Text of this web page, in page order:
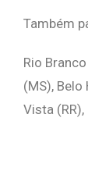
Também
Rio
(MS), Belo
Vista